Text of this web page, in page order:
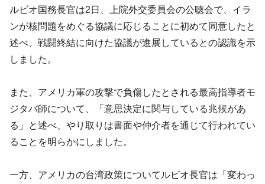
ルビオ国務長官は2日、上院外交委員会の公聴会で、イラ
ンが核問題をめぐる協議に応じることに初めて同意したと
述べ、戦闘終結に向けた協議が進展しているとの認識を示
しました。
また、アメリカ軍の攻撃で負傷したとされる最高指導者モ
ジタバ師について、「意思決定に関与している兆候があ
る」と述べ、やり取りは書面や仲介者を通じて行われてい
ることを明らかにしました。
一方、アメリカの台湾政策についてルビオ長官は「変わっ